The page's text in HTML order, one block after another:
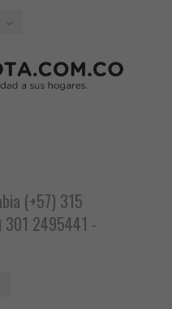
(+57) 315
2495441 -